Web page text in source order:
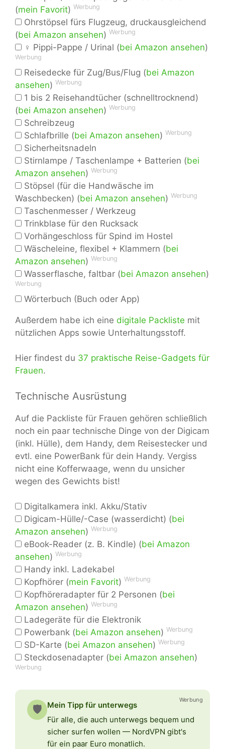
(mein Favorit) Werbung
Ohrstöpsel fürs Flugzeug, druckausgleichend
(bei Amazon ansehen) Werbung
♀ Pippi-Pappe / Urinal (bei Amazon ansehen)
Werbung
Reisedecke für Zug/Bus/Flug (bei Amazon
ansehen) Werbung
1 bis 2 Reisehandtücher (schnelltrocknend)
(bei Amazon ansehen) Werbung
Schreibzeug
Schlafbrille (bei Amazon ansehen) Werbung
Sicherheitsnadeln
Stirnlampe / Taschenlampe + Batterien (bei
Amazon ansehen) Werbung
Stöpsel (für die Handwäsche im
Waschbecken) (bei Amazon ansehen) Werbung
Taschenmesser / Werkzeug
Trinkblase für den Rucksack
Vorhängeschloss für Spind im Hostel
Wäscheleine, flexibel + Klammern (bei
Amazon ansehen) Werbung
Wasserflasche, faltbar (bei Amazon ansehen)
Werbung
Wörterbuch (Buch oder App)
Außerdem habe ich eine digitale Packliste mit
nützlichen Apps sowie Unterhaltungsstoff.
Hier findest du 37 praktische Reise-Gadgets für
Frauen.
Technische Ausrüstung
Auf die Packliste für Frauen gehören schließlich
noch ein paar technische Dinge von der Digicam
(inkl. Hülle), dem Handy, dem Reisestecker und
evtl. eine PowerBank für dein Handy. Vergiss
nicht eine Kofferwaage, wenn du unsicher
wegen des Gewichts bist!
Digitalkamera inkl. Akku/Stativ
Digicam-Hülle/-Case (wasserdicht) (bei
Amazon ansehen) Werbung
eBook-Reader (z. B. Kindle) (bei Amazon
ansehen) Werbung
Handy inkl. Ladekabel
Kopfhörer (mein Favorit) Werbung
Kopfhöreradapter für 2 Personen (bei
Amazon ansehen) Werbung
Ladegeräte für die Elektronik
Powerbank (bei Amazon ansehen) Werbung
SD-Karte (bei Amazon ansehen) Werbung
Steckdosenadapter (bei Amazon ansehen)
Werbung
Werbung
🛡️
Mein Tipp für unterwegs
Für alle, die auch unterwegs bequem und
sicher surfen wollen — NordVPN gibt's
für ein paar Euro monatlich.